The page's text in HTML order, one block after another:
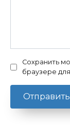
Сохранить
браузере